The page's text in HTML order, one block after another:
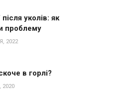
уколів: як
проблему
2022
в горлі?
2020